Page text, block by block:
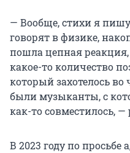
— Вообще, стихи я пишу
говорят в физике,
пошла цепная
какое-то количество
который захотелось
были музыканты, с
как-то совместилось, —
В 2023 году по